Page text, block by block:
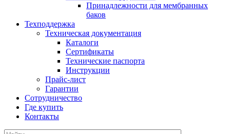
Принадлежности для мембранных
баков
Техподдержка
Техническая документация
Каталоги
Сертификаты
Технические паспорта
Инструкции
Прайс-лист
Гарантии
Сотрудничество
Где купить
Контакты